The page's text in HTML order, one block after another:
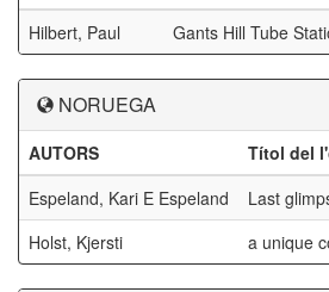
Hilbert, Paul
Gants Hill Tube
NORUEGA
AUTORS Títol del
Espeland, Kari E Espeland
Last
Holst, Kjersti
a unique